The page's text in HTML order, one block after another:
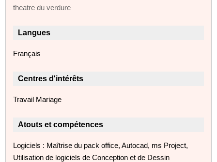
theatre du verdure
Langues
Français
Centres d'intérêts
Travail Mariage
Atouts et compétences
Logiciels : Maîtrise du pack office, Autocad, ms Project,
Utilisation de logiciels de Conception et de Dessin